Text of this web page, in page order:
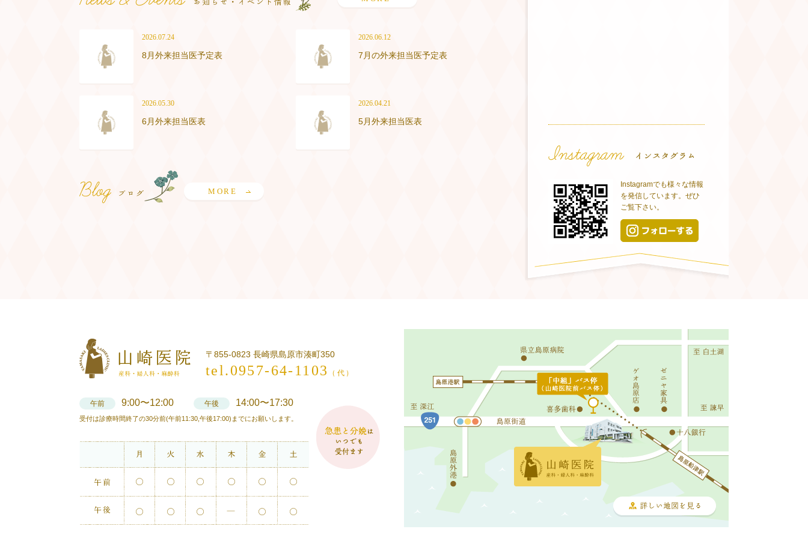
2026.07.24
8月外来担当医予定表
2026.06.12
7月の外来担当医予定表
2026.05.30
6月外来担当医表
2026.04.21
5月外来担当医表
MORE
Instagramでも様々な情報
を発信しています。ぜひ
ご覧下さい。
〒855-0823 長崎県島原市湊町350
tel.0957-64-1103 （代）
午前 9:00〜12:00 午後 14:00〜17:30
受付は診療時間終了の30分前(午前11:30,午後17:00)までにお願いします。